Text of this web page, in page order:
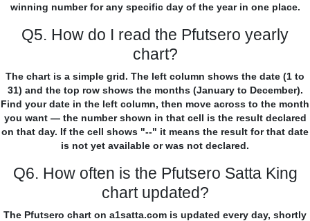
winning number for any specific day of the year in one place.
Q5. How do I read the Pfutsero yearly
chart?
The chart is a simple grid. The left column shows the date (1 to
31) and the top row shows the months (January to December).
Find your date in the left column, then move across to the month
you want — the number shown in that cell is the result declared
on that day. If the cell shows "--" it means the result for that date
is not yet available or was not declared.
Q6. How often is the Pfutsero Satta King
chart updated?
The Pfutsero chart on a1satta.com is updated every day, shortly